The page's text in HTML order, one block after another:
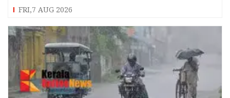
FRI,7 AUG 2026